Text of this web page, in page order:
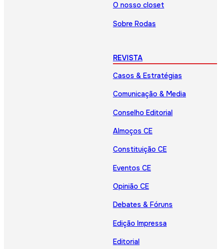
O nosso closet
Sobre Rodas
REVISTA
Casos & Estratégias
Comunicação & Media
Conselho Editorial
Almoços CE
Constituição CE
Eventos CE
Opinião CE
Debates & Fóruns
Edição Impressa
Editorial